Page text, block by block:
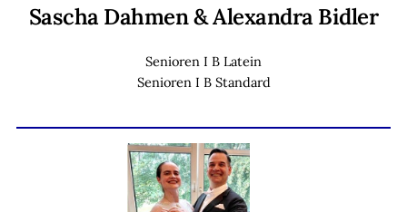
Sascha Dahmen & Alexandra Bidler
Senioren I B Latein
Senioren I B Standard